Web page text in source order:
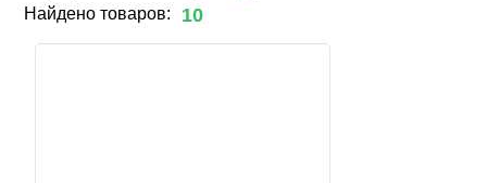
Найдено товаров: 10